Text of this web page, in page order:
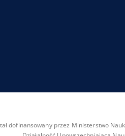
dofinansowany przez Ministerstwo